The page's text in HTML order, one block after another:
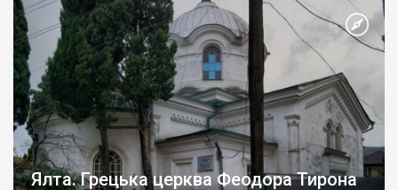
Ялта. Грецька церква Феодора Тирона